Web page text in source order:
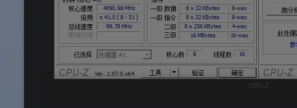
CPU-Z